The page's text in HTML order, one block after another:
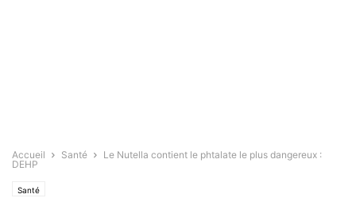
Accueil Santé
Le Nutella contient le phtalate le plus dangereux :
DEHP
Santé